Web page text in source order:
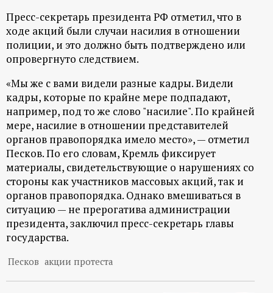
Пресс-секретарь президента РФ отметил, что в
ходе акций были случаи насилия в отношении
полиции, и это должно быть подтверждено или
опровергнуто следствием.
«Мы же с вами видели разные кадры. Видели
кадры, которые по крайне мере подпадают,
например, под то же слово "насилие". По крайней
мере, насилие в отношении представителей
органов правопорядка имело место», — отметил
Песков. По его словам, Кремль фиксирует
материалы, свидетельствующие о нарушениях со
стороны как участников массовых акций, так и
органов правопорядка. Однако вмешиваться в
ситуацию — не прерогатива администрации
президента, заключил пресс-секретарь главы
государства.
Песков акции протеста